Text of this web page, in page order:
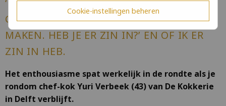
‘HE JOOST, WE ZIJN BIJNA KLAAR EN
GAAN DE MENSEN EVEN LEKKER BLIJ
MAKEN. HEB JE ER ZIN IN?’ EN OF IK ER
ZIN IN HEB.
Het enthousiasme spat werkelijk in de rondte als je
rondom chef-kok Yuri Verbeek (43) van De Kokkerie
in Delft verblijft.
Cookie-instellingen beheren